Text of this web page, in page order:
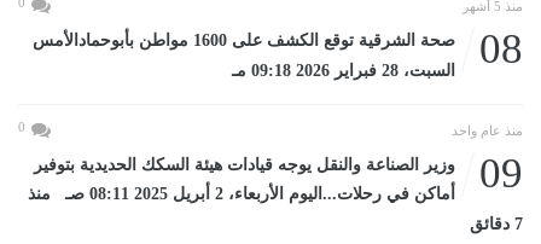
منذ 5 أشهر
08
صحة الشرقية توقع الكشف على 1600 مواطن بأبوحمادالأمس
السبت، 28 فبراير 2026 09:18 مـ
منذ عام واحد 0
09
وزير الصناعة والنقل يوجه قيادات هيئة السكك الحديدية بتوفير
أماكن في رحلات...اليوم الأربعاء، 2 أبريل 2025 08:11 صـ منذ
7 دقائق